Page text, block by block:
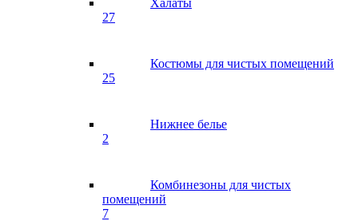
Халаты
27
Костюмы для чистых помещений
25
Нижнее белье
2
Комбинезоны для чистых
помещений
7